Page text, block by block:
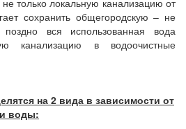
сохранить общегородскую – не
вся использованная вода
канализацию в водоочистные
на 2 вида в зависимости от
воды: